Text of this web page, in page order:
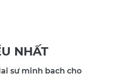
NHẤT
sự minh bạch cho